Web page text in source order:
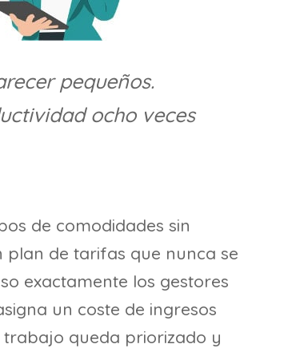
pequeños.
ocho veces
de comodidades sin
de tarifas que nunca se
exactamente los gestores
un coste de ingresos
queda priorizado y